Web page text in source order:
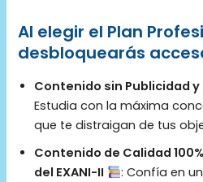
Al elegir el Plan
desbloquearás
Contenido sin Publicidad
Estudia con la máxima
que te distraigan de tus
Contenido de Calidad
del EXANI-II
: Confía en